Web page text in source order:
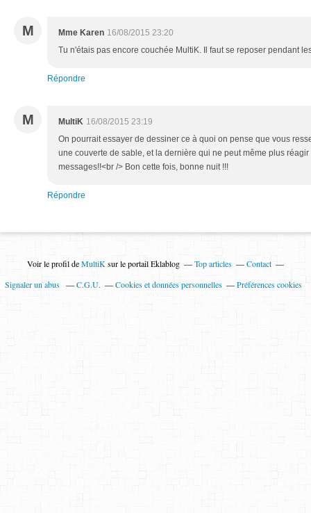
M Mme Karen 16/08/2015 23:20
Tu n'étais pas encore couchée MultiK. Il faut se reposer pendant
Répondre
M MultiK 16/08/2015 23:19
On pourrait essayer de dessiner ce à quoi on pense que vous
une couverte de sable, et la dernière qui ne peut même plus
messages!!<br /> Bon cette fois, bonne nuit !!!
Répondre
Voir le profil deMultiK sur le portail Eklablog Top articles
Contact
Signaler un abus
C.G.U. Cookies et données personnelles Préférences cookies